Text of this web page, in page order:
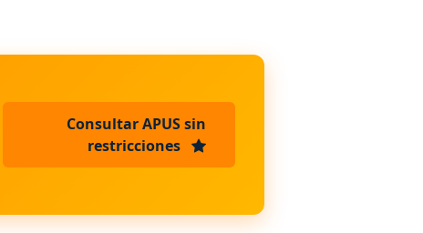
Consultar APUS sin
restricciones